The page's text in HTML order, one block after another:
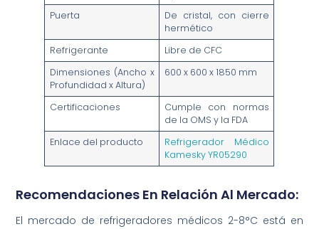
Puerta
De cristal, con cierre
hermético
Refrigerante
Libre de CFC
Dimensiones (Ancho x
Profundidad x Altura)
600 x 600 x 1850 mm
Certificaciones
Cumple con normas
de la OMS y la FDA
Enlace del producto
Refrigerador Médico
Kamesky YR05290
Recomendaciones En Relación Al Mercado:
El mercado de refrigeradores médicos 2-8°C está en